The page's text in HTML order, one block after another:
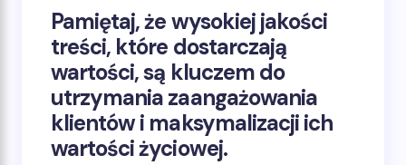
Pamiętaj, że wysokiej jakości
treści, które dostarczają
wartości, są kluczem do
utrzymania zaangażowania
klientów i maksymalizacji ich
wartości życiowej.